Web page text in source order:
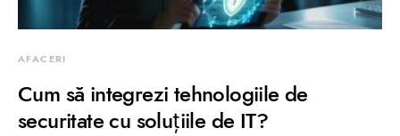
AFACERI
Cum să integrezi tehnologiile de
securitate cu soluțiile de IT?